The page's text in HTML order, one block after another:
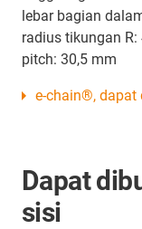
lebar bagian
radius tikungan R:
pitch: 30,5 mm
e-chain®, dapat
Dapat
sisi